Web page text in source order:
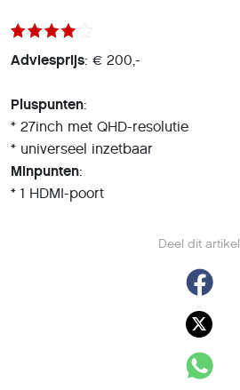
Deel dit artikel
Adviesprijs: € 200,-
Pluspunten:
* 27inch met QHD-resolutie
* universeel inzetbaar
Minpunten:
* 1 HDMI-poort